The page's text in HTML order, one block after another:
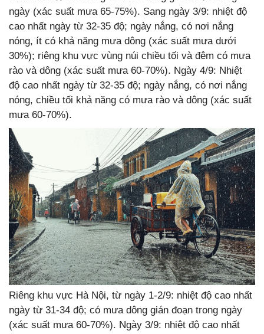
ngày (xác suất mưa 65-75%). Sang ngày 3/9: nhiệt độ
cao nhất ngày từ 32-35 độ; ngày nắng, có nơi nắng
nóng, ít có khả năng mưa dông (xác suất mưa dưới
30%); riêng khu vực vùng núi chiều tối và đêm có mưa
rào và dông (xác suất mưa 60-70%). Ngày 4/9: Nhiệt
độ cao nhất ngày từ 32-35 độ; ngày nắng, có nơi nắng
nóng, chiều tối khả năng có mưa rào và dông (xác suất
mưa 60-70%).
Riêng khu vực Hà Nội, từ ngày 1-2/9: nhiệt độ cao nhất
ngày từ 31-34 độ; có mưa dông gián đoạn trong ngày
(xác suất mưa 60-70%). Ngày 3/9: nhiệt độ cao nhất